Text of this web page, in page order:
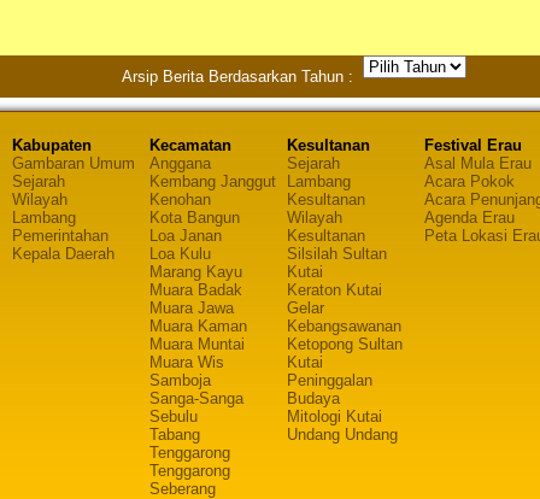
Arsip Berita Berdasarkan Tahun :
Kabupaten
Gambaran Umum
Sejarah
Wilayah
Lambang
Pemerintahan
Kepala Daerah
Kecamatan
Anggana
Kembang Janggut
Kenohan
Kota Bangun
Loa Janan
Loa Kulu
Marang Kayu
Muara Badak
Muara Jawa
Muara Kaman
Muara Muntai
Muara Wis
Samboja
Sanga-Sanga
Sebulu
Tabang
Tenggarong
Tenggarong
Seberang
Kesultanan
Sejarah
Lambang
Kesultanan
Wilayah
Kesultanan
Silsilah Sultan
Kutai
Keraton Kutai
Gelar
Kebangsawanan
Ketopong Sultan
Kutai
Peninggalan
Budaya
Mitologi Kutai
Undang Undang
Festival Erau
Asal Mula Erau
Acara Pokok
Acara
Agenda Erau
Peta Lokasi